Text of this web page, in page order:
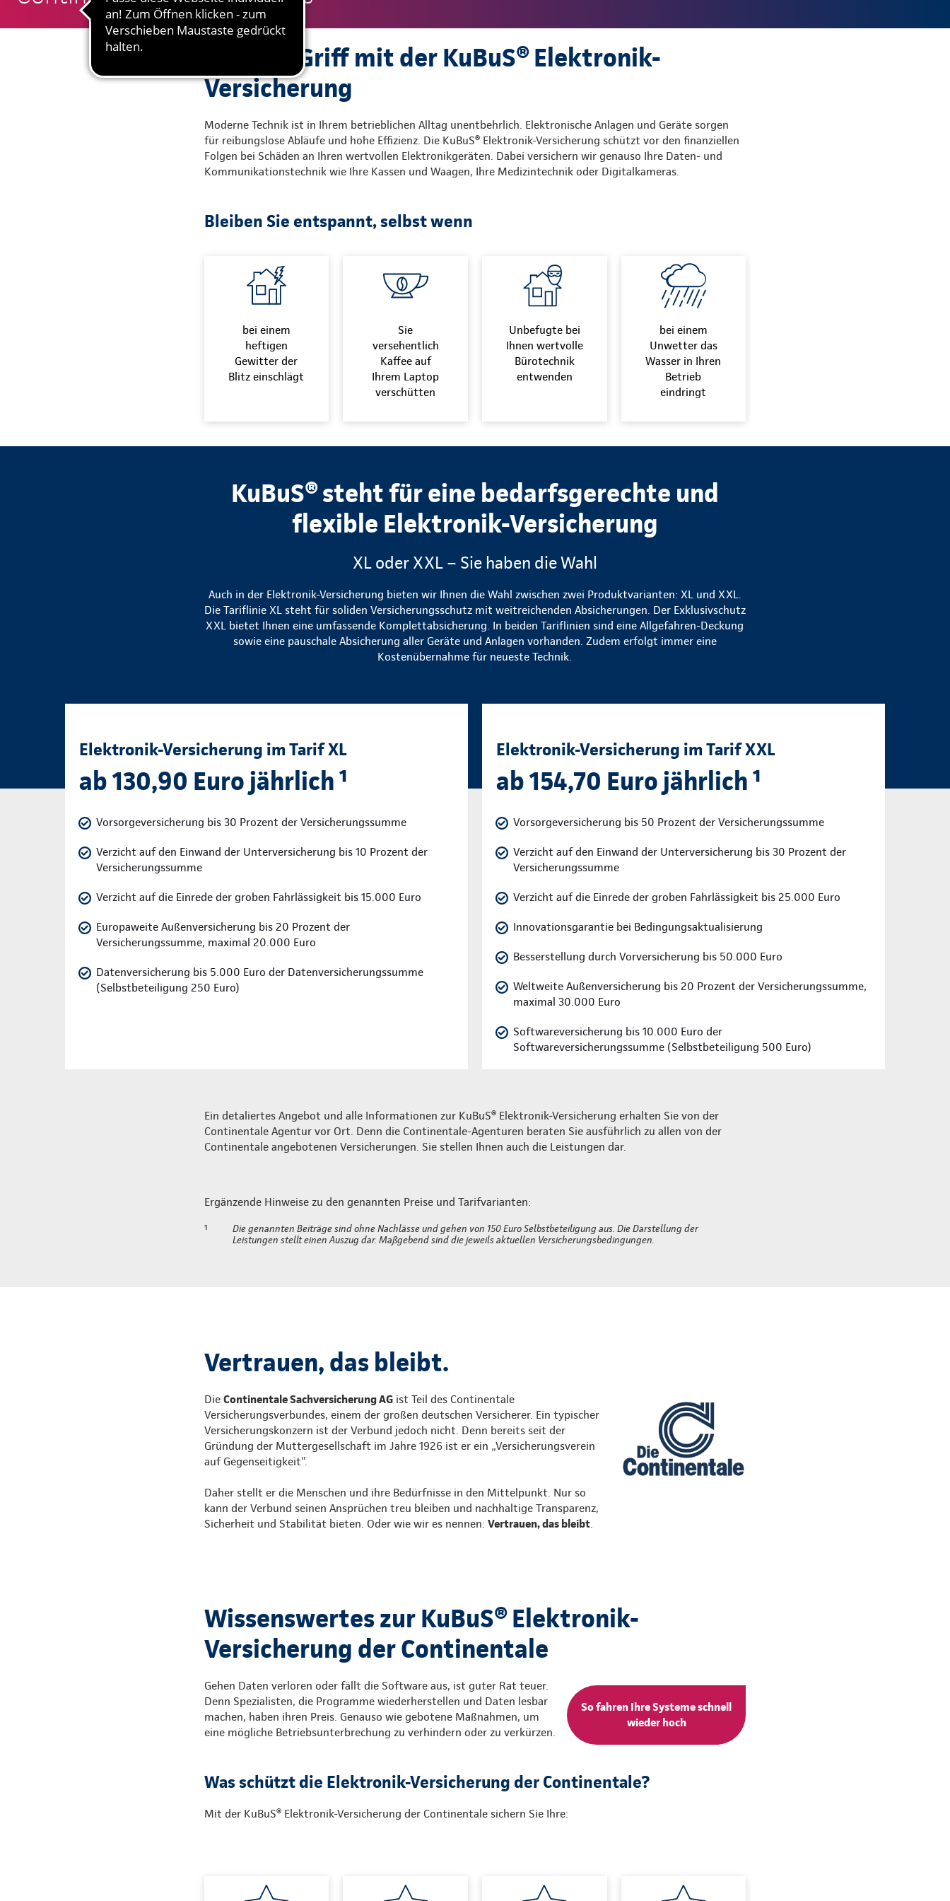
Alles im Griff mit der KuBuS® Elektronik-
Versicherung
Moderne Technik ist in Ihrem betrieblichen Alltag unentbehrlich. Elektronische Anlagen und Geräte sorgen
für reibungslose Abläufe und hohe Effizienz. Die KuBuS® Elektronik-Versicherung schützt vor den finanziellen
Folgen bei Schäden an Ihren wertvollen Elektronikgeräten. Dabei versichern wir genauso Ihre Daten- und
Kommunikationstechnik wie Ihre Kassen und Waagen, Ihre Medizintechnik oder Digitalkameras.
Bleiben Sie entspannt, selbst wenn
bei einem
heftigen
Gewitter der
Blitz einschlägt
Sie
versehentlich
Kaffee auf
Ihrem Laptop
verschütten
Unbefugte bei
Ihnen wertvolle
Bürotechnik
entwenden
bei einem
Unwetter das
Wasser in Ihren
Betrieb
eindringt
KuBuS® steht für eine bedarfsgerechte und
flexible Elektronik-Versicherung
XL oder XXL – Sie haben die Wahl
Auch in der Elektronik-Versicherung bieten wir Ihnen die Wahl zwischen zwei Produktvarianten: XL und XXL.
Die Tariflinie XL steht für soliden Versicherungsschutz mit weitreichenden Absicherungen. Der Exklusivschutz
XXL bietet Ihnen eine umfassende Komplettabsicherung. In beiden Tariflinien sind eine Allgefahren-Deckung
sowie eine pauschale Absicherung aller Geräte und Anlagen vorhanden. Zudem erfolgt immer eine
Kostenübernahme für neueste Technik.
Elektronik-Versicherung im Tarif XL
ab 130,90 Euro jährlich ¹
Vorsorgeversicherung bis 30 Prozent der Versicherungssumme
Verzicht auf den Einwand der Unterversicherung bis 10 Prozent der
Versicherungssumme
Verzicht auf die Einrede der groben Fahrlässigkeit bis 15.000 Euro
Europaweite Außenversicherung bis 20 Prozent der
Versicherungssumme, maximal 20.000 Euro
Datenversicherung bis 5.000 Euro der Datenversicherungssumme
(Selbstbeteiligung 250 Euro)
Elektronik-Versicherung im Tarif XXL
ab 154,70 Euro jährlich ¹
Vorsorgeversicherung bis 50 Prozent der Versicherungssumme
Verzicht auf den Einwand der Unterversicherung bis 30 Prozent der
Versicherungssumme
Verzicht auf die Einrede der groben Fahrlässigkeit bis 25.000 Euro
Innovationsgarantie bei Bedingungsaktualisierung
Besserstellung durch Vorversicherung bis 50.000 Euro
Weltweite Außenversicherung bis 20 Prozent der Versicherungssumme,
maximal 30.000 Euro
Softwareversicherung bis 10.000 Euro der
Softwareversicherungssumme (Selbstbeteiligung 500 Euro)
Ein detaliertes Angebot und alle Informationen zur KuBuS® Elektronik-Versicherung erhalten Sie von der
Continentale Agentur vor Ort. Denn die Continentale-Agenturen beraten Sie ausführlich zu allen von der
Continentale angebotenen Versicherungen. Sie stellen Ihnen auch die Leistungen dar.
Ergänzende Hinweise zu den genannten Preise und Tarifvarianten:
¹
Die genannten Beiträge sind ohne Nachlässe und gehen von 150 Euro Selbstbeteiligung aus. Die Darstellung der
Leistungen stellt einen Auszug dar. Maßgebend sind die jeweils aktuellen Versicherungsbedingungen.
Vertrauen, das bleibt.
Die Continentale Sachversicherung AGist Teil des Continentale
Versicherungsverbundes, einem der großen deutschen Versicherer. Ein typischer
Versicherungskonzern ist der Verbund jedoch nicht. Denn bereits seit der
Gründung der Muttergesellschaft im Jahre 1926 ist er ein „Versicherungsverein
auf Gegenseitigkeit".
Daher stellt er die Menschen und ihre Bedürfnisse in den Mittelpunkt. Nur so
kann der Verbund seinen Ansprüchen treu bleiben und nachhaltige Transparenz,
Sicherheit und Stabilität bieten. Oder wie wir es nennen: Vertrauen, das bleibt.
Wissenswertes zur KuBuS® Elektronik-
Versicherung der Continentale
So fahren Ihre Systeme schnell
wieder hoch
Gehen Daten verloren oder fällt die Software aus, ist guter Rat teuer.
Denn Spezialisten, die Programme wiederherstellen und Daten lesbar
machen, haben ihren Preis. Genauso wie gebotene Maßnahmen, um
eine mögliche Betriebsunterbrechung zu verhindern oder zu verkürzen.
Was schützt die Elektronik-Versicherung der Continentale?
Mit der KuBuS® Elektronik-Versicherung der Continentale sichern Sie Ihre: